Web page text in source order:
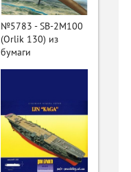
№5783 - SB-2M100
(Orlik 130) из
бумаги